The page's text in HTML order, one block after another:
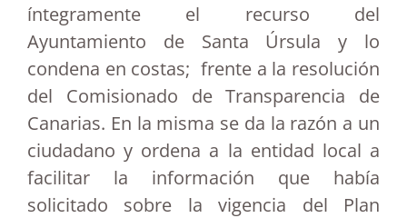
íntegramente el recurso del
Ayuntamiento de Santa Úrsula y lo
condena en costas; frente a la resolución
del Comisionado de Transparencia de
Canarias. En la misma se da la razón a un
ciudadano y ordena a la entidad local a
facilitar la información que había
solicitado sobre la vigencia del Plan